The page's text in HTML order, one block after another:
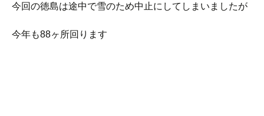
今回の徳島は途中で雪のため中止にしてしまいましたが
今年も88ヶ所回ります